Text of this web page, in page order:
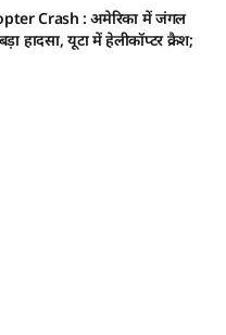
Crash : अमेरिका में जंगल
हादसा, यूटा में हेलीकॉप्टर क्रैश;